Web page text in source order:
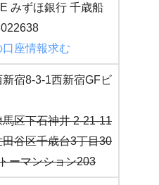
みずほ銀行 千歳船
口座情報求む
新宿8-3-1西新宿GFビ
区下石神井 2-21-11
田谷区千歳台3丁目30
ーマンション203